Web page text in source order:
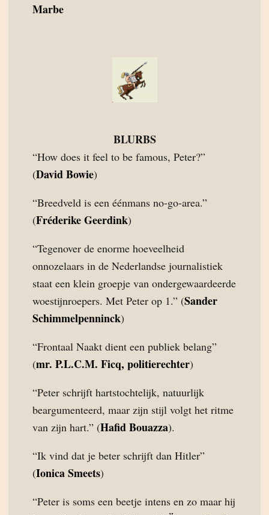
Marbe
BLURBS
“How does it feel to be famous, Peter?”
(David Bowie)
“Breedveld is een éénmans no-go-area.”
(Fréderike Geerdink)
“Tegenover de enorme hoeveelheid
onnozelaars in de Nederlandse journalistiek
staat een klein groepje van ondergewaardeerde
woestijnroepers. Met Peter op 1.” (Sander
Schimmelpenninck)
“Frontaal Naakt dient een publiek belang”
(mr. P.L.C.M. Ficq, politierechter)
“Peter schrijft hartstochtelijk, natuurlijk
beargumenteerd, maar zijn stijl volgt het ritme
van zijn hart.” (Hafid Bouazza).
“Ik vind dat je beter schrijft dan Hitler”
(Ionica Smeets)
“Peter is soms een beetje intens en zo maar hij